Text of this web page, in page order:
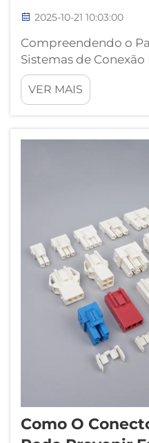
2025-10-21 10:03:00
Compreendendo o
Sistemas de
Eletrônica. Na
rápida evolução
tornaram-se
interagimos com
VER MAIS
Como O